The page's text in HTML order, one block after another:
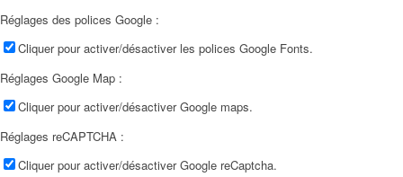
Réglages des polices Google :
Cliquer pour activer/désactiver les polices Google Fonts.
Réglages Google Map :
Cliquer pour activer/désactiver Google maps.
Réglages reCAPTCHA :
Cliquer pour activer/désactiver Google reCaptcha.